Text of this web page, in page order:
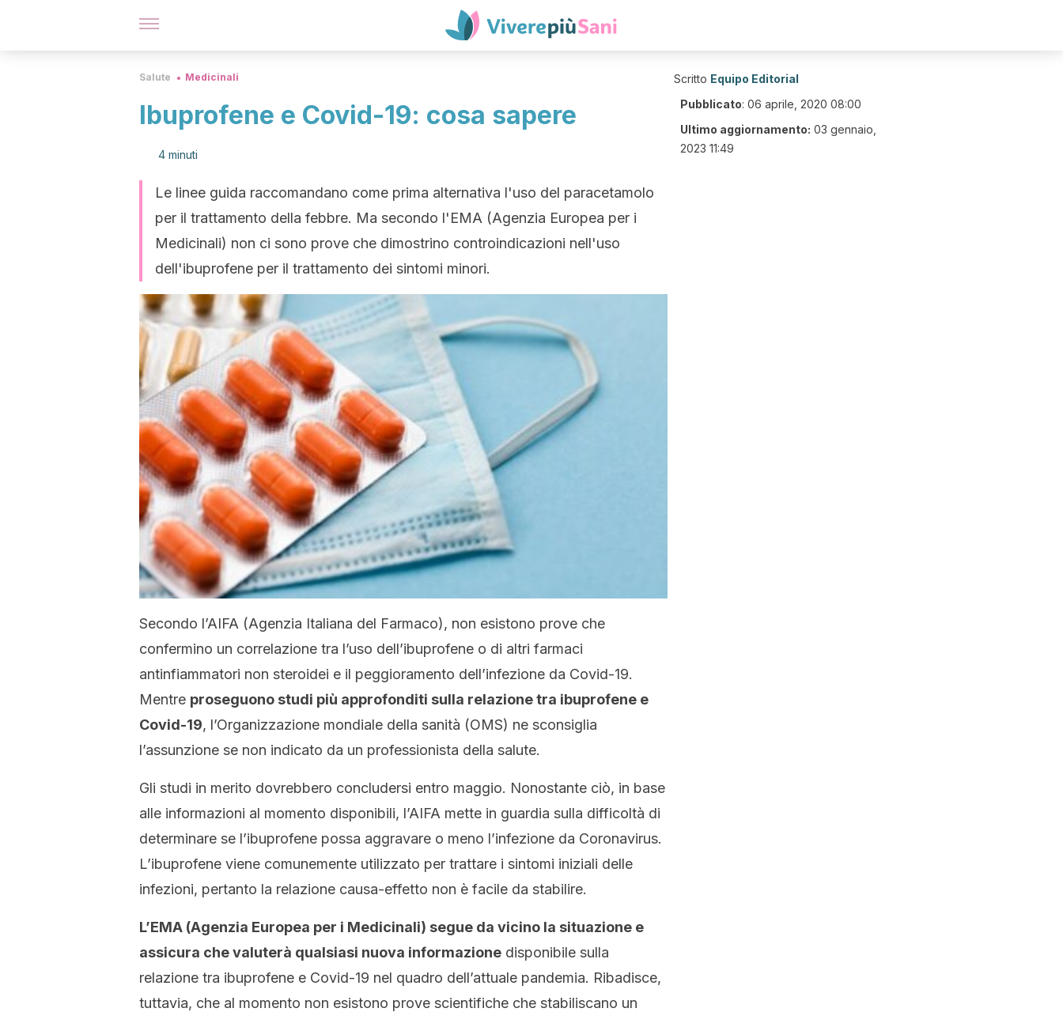
Salute Medicinali
Ibuprofene e Covid-19: cosa sapere
4 minuti
Le linee guida raccomandano come prima alternativa l'uso del paracetamolo
per il trattamento della febbre. Ma secondo l'EMA (Agenzia Europea per i
Medicinali) non ci sono prove che dimostrino controindicazioni nell'uso
dell'ibuprofene per il trattamento dei sintomi minori.
Secondo l’AIFA (Agenzia Italiana del Farmaco), non esistono prove che
confermino un correlazione tra l’uso dell’ibuprofene o di altri farmaci
antinfiammatori non steroidei e il peggioramento dell’infezione da Covid-19.
Mentre proseguono studi più approfonditi sulla relazione tra ibuprofene e
Covid-19, l’Organizzazione mondiale della sanità (OMS) ne sconsiglia
l’assunzione se non indicato da un professionista della salute.
Gli studi in merito dovrebbero concludersi entro maggio. Nonostante ciò, in base
alle informazioni al momento disponibili, l’AIFA mette in guardia sulla difficoltà di
determinare se l’ibuprofene possa aggravare o meno l’infezione da Coronavirus.
L’ibuprofene viene comunemente utilizzato per trattare i sintomi iniziali delle
infezioni, pertanto la relazione causa-effetto non è facile da stabilire.
L’EMA (Agenzia Europea per i Medicinali) segue da vicino la situazione e
assicura che valuterà qualsiasi nuova informazione disponibile sulla
relazione tra ibuprofene e Covid-19 nel quadro dell’attuale pandemia. Ribadisce,
tuttavia, che al momento non esistono prove scientifiche che stabiliscano un
Scritto Equipo Editorial
Pubblicato: 06 aprile, 2020 08:00
Ultimo aggiornamento: 03 gennaio,
2023 11:49